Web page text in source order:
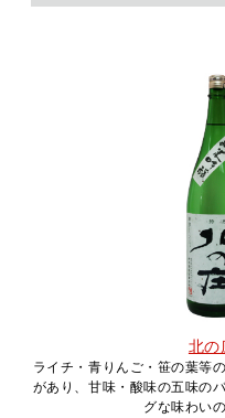
北の
ライチ・青りんご・笹の葉等
があり、甘味・酸味の五味の
グな味わい